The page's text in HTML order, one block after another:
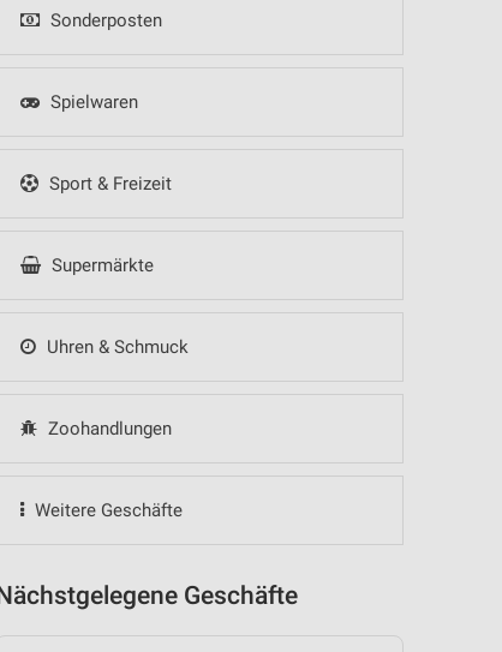
Sonderposten
Spielwaren
Sport & Freizeit
Supermärkte
Uhren & Schmuck
Zoohandlungen
Weitere Geschäfte
Geschäfte